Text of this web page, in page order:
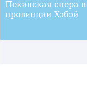
Пекинская опера в
провинции Хэбэй